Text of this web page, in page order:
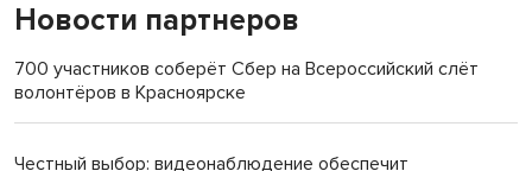
«Мы живём на пастбище!»: в новосибирском селе лошади
терроризируют жителей
Инвалид получил условный срок за избиение врачей
Новости партнеров
700 участников соберёт Сбер на Всероссийский слёт
волонтёров в Красноярске
Честный выбор: видеонаблюдение обеспечит